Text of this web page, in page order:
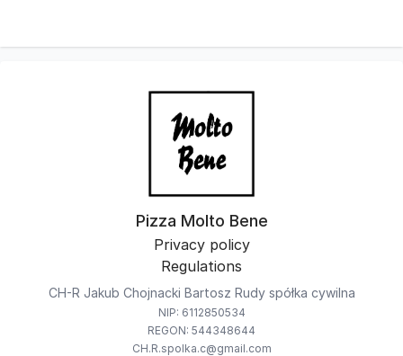
Pizza Molto Bene
Privacy policy
Regulations
CH-R Jakub Chojnacki Bartosz Rudy spółka cywilna
NIP: 6112850534
REGON: 544348644
CH.R.spolka.c@gmail.com